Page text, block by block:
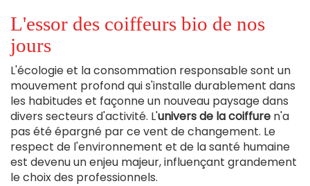
L'essor des coiffeurs bio de nos
jours
L'écologie et la consommation responsable sont un
mouvement profond qui s'installe durablement dans
les habitudes et façonne un nouveau paysage dans
divers secteurs d'activité. L'univers de la coiffure n'a
pas été épargné par ce vent de changement. Le
respect de l'environnement et de la santé humaine
est devenu un enjeu majeur, influençant grandement
le choix des professionnels.